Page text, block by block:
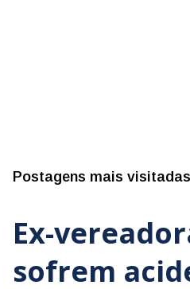
Postagens mais
Ex-
sofrem